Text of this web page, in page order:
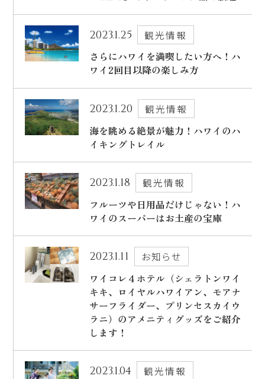
2023.1.25
観光情報
さらにハワイを満喫したい方へ！ハ
ワイ2回目以降の楽しみ方
2023.1.20
観光情報
海を眺める絶景が魅力！ハワイのハ
イキングトレイル
2023.1.18
観光情報
フルーツや日用品だけじゃない！ハ
ワイのスーパーはお土産の宝庫
2023.1.11
お知らせ
ワイコレ４ホテル（シェラトンワイ
キキ、ロイヤルハワイアン、モアナ
サーフライダー、プリンセスカイウ
ラニ）のアメニティグッズをご紹介
します！
2023.1.04
観光情報